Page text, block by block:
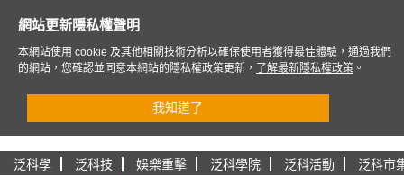
泛科學 泛科技 娛樂重擊 泛科學院 泛科活動 泛科市
網站更新隱私權聲明
本網站使用 cookie 及其他相關技術分析以確保使用者獲得最佳體驗，通過我們
的網站，您確認並同意本網站的隱私權政策更新，
了解最新隱私權政策 。
我知道了